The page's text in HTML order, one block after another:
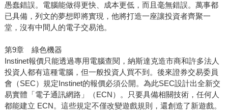
愚蠢錯誤。電腦能做得更快、成本更低，而且毫無錯誤。萬事都
已具備，列文的夢想即將實現，他將打造一座讓投資者齊聚一
堂，沒有中間人的電子交易池。
第9章 綠色機器
Instinet報價只能透過專用電腦查閱，納斯達克造市商和許多法人
投資人都有這種電腦，但一般投資人買不到。後來證券交易委員
會（SEC）規定Instinet的報價必須公開。為此SEC設計出全新交
易實體「電子通訊網路」（ECN）。只要具備相關技術，任何人
都能建立 ECN。這些規定不僅改變遊戲規則，還創造了新遊戲。